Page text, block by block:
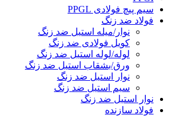
سیم پیچ فولادی PPGL
فولاد ضد زنگ
نوار/میله استیل ضد زنگ
کویل فولادی ضد زنگ
لوله/لوله استیل ضد زنگ
ورق/بشقاب استیل ضد زنگ
نوار استیل ضد زنگ
سیم استیل ضد زنگ
نوار استیل ضد زنگ
فولاد سازنده